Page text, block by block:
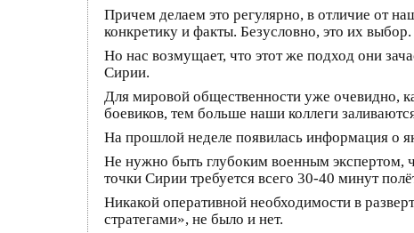
Причем делаем это регулярно, в отличие от
конкретику и факты. Безусловно, это их выбор.
Но нас возмущает, что этот же подход они
Сирии.
Для мировой общественности уже очевидно,
боевиков, тем больше наши коллеги
На прошлой неделе появилась информация о
Не нужно быть глубоким военным экспертом,
точки Сирии требуется всего 30-40 минут
Никакой оперативной необходимости в
стратегами», не было и нет.